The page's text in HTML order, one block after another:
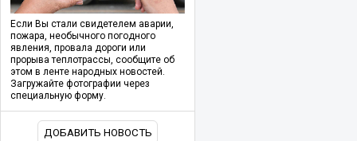
Если Вы стали свидетелем аварии,
пожара, необычного погодного
явления, провала дороги или
прорыва теплотрассы, сообщите об
этом в ленте народных новостей.
Загружайте фотографии через
специальную форму.
ДОБАВИТЬ НОВОСТЬ